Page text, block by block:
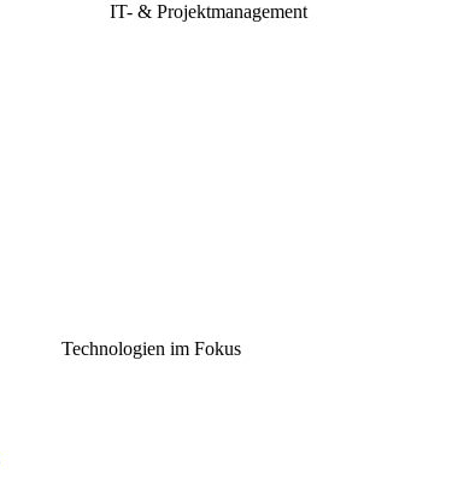
IT- & Projektmanagement
Technologien im Fokus